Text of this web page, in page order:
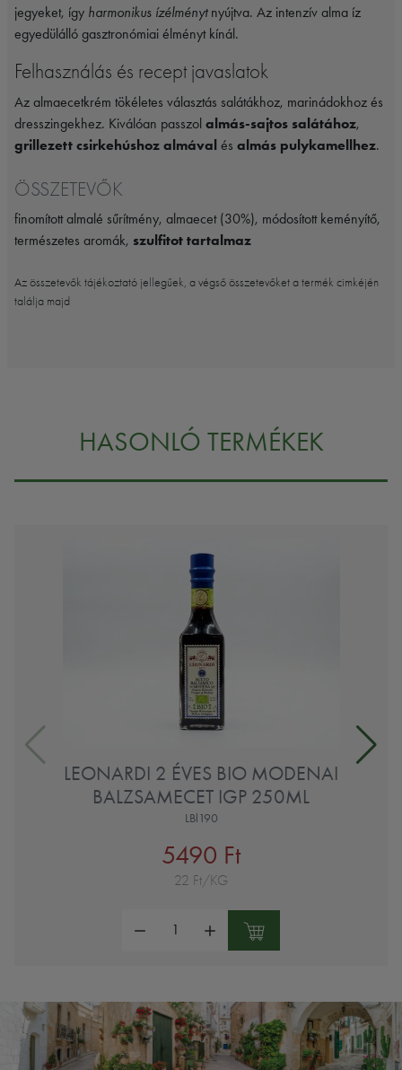
jegyeket, így harmonikus ízélménytnyújtva. Az intenzív alma íz
egyedülálló gasztronómiai élményt kínál.
Felhasználás és recept javaslatok
Az almaecetkrém tökéletes választás salátákhoz, marinádokhoz és
dresszingekhez. Kiválóan passzol almás-sajtos salátához,
grillezett csirkehúshoz almával és almás pulykamellhez.
ÖSSZETEVŐK
finomított almalé sűrítmény, almaecet (30%), módosított keményítő,
természetes aromák, szulfitot tartalmaz
Az összetevők tájékoztató jellegűek, a végső összetevőket a termék cimkéjén
találja majd
HASONLÓ TERMÉKEK
LEONARDI 2 ÉVES BIO MODENAI
BALZSAMECET IGP 250ML
LBl190
5490 Ft
22 Ft/KG